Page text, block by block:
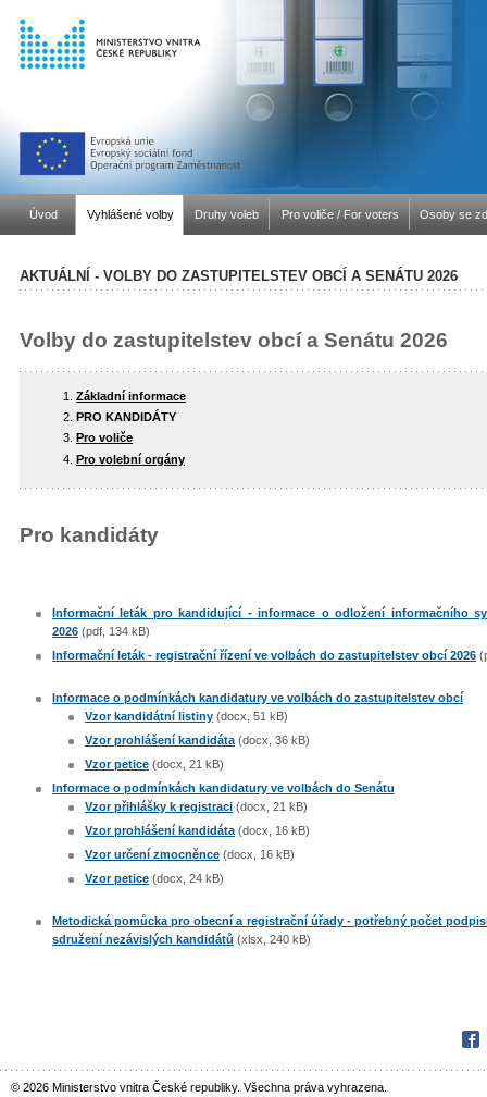
Úvod Vyhlášené volby Druhy voleb Pro voliče / For voters Osoby se
AKTUÁLNÍ - VOLBY DO ZASTUPITELSTEV OBCÍ A SENÁTU 2026
Volby do zastupitelstev obcí a Senátu 2026
Základní informace
PRO KANDIDÁTY
Pro voliče
Pro volební orgány
Pro kandidáty
Informační leták pro kandidující - informace o odložení informačního
2026 (pdf, 134 kB)
Informační leták - registrační řízení ve volbách do zastupitelstev obcí 2026
Informace o podmínkách kandidatury ve volbách do zastupitelstev obcí
Vzor kandidátní listiny (docx, 51 kB)
Vzor prohlášení kandidáta (docx, 36 kB)
Vzor petice (docx, 21 kB)
Informace o podmínkách kandidatury ve volbách do Senátu
Vzor přihlášky k registraci (docx, 21 kB)
Vzor prohlášení kandidáta (docx, 16 kB)
Vzor určení zmocněnce (docx, 16 kB)
Vzor petice (docx, 24 kB)
Metodická pomůcka pro obecní a registrační úřady - potřebný počet
sdružení nezávislých kandidátů (xlsx, 240 kB)
© 2026 Ministerstvo vnitra České republiky. Všechna práva vyhrazena.